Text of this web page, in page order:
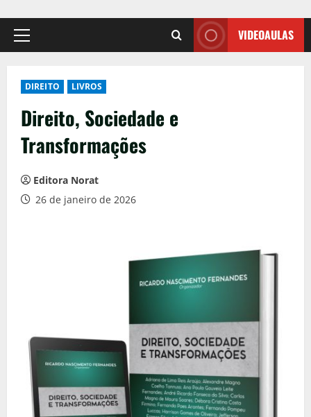
Primary
VIDEOAULAS
DIREITO LIVROS
Direito, Sociedade e
Transformações
Editora Norat
26 de janeiro de 2026